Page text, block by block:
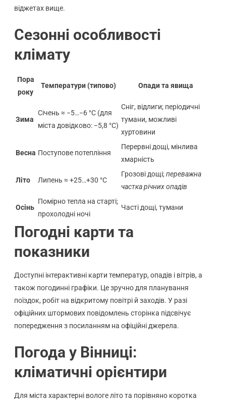
віджетах вище.
Сезонні особливості
клімату
Пора
року
Температури (типово) Опади та явища
Зима
Січень ≈ −5…−6 °C (для
міста довідково: −5,8 °C)
Сніг, відлиги; періодичні
тумани, можливі
хуртовини
Весна Поступове потепління
Перервні дощі, мінлива
хмарність
Літо Липень ≈ +25…+30 °C
Грозові дощі;переважна
частка річних опадів
Осінь
Помірно тепла на старті;
прохолодні ночі
Часті дощі, тумани
Погодні карти та
показники
Доступні інтерактивні карти температур, опадів і вітрів, а
також погодинні графіки. Це зручно для планування
поїздок, робіт на відкритому повітрі й заходів. У разі
офіційних штормових повідомлень сторінка підсвічує
попередження з посиланням на офіційні джерела.
Погода у Вінниці:
кліматичні орієнтири
Для міста характерні вологе літо та порівняно коротка